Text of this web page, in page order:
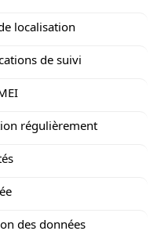
localisation
de suivi
régulièrement
des données